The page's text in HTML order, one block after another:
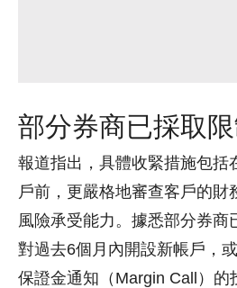
部分券商已採取
報道指出，具體收緊措施包括
戶前，更嚴格地審查客戶的財
風險承受能力。據悉部分券商
對過去6個月內開設新帳戶，
保證金通知（Margin Call）的